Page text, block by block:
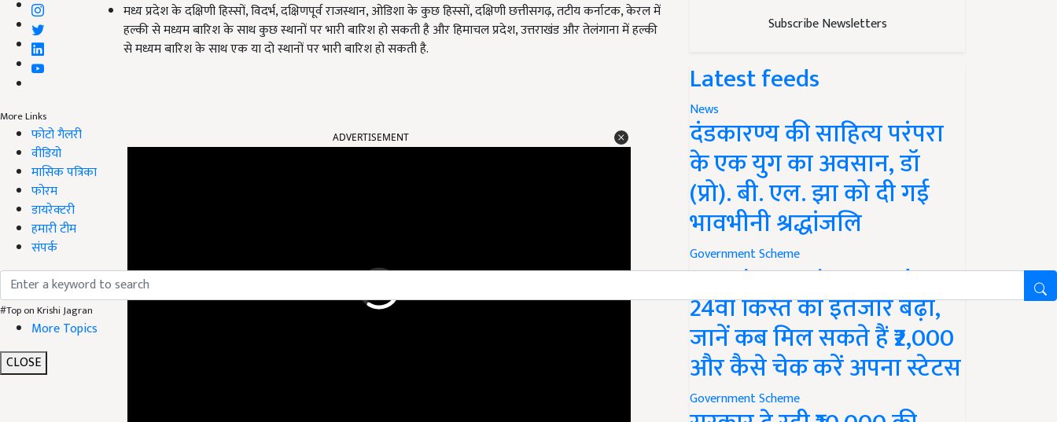
More Links
फोटो गैलरी
वीडियो
मासिक पत्रिका
फोरम
डायरेक्टरी
हमारी टीम
संपर्क
#Top on Krishi Jagran
More Topics
CLOSE
मध्य प्रदेश के दक्षिणी हिस्सों, विदर्भ, दक्षिणपूर्व राजस्थान, ओडिशा के कुछ हिस्सों, दक्षिणी छत्तीसगढ़, तटीय कर्नाटक, केरल में
हल्की से मध्यम बारिश के साथ कुछ स्थानों पर भारी बारिश हो सकती है और हिमाचल प्रदेश, उत्तराखंड और तेलंगाना में हल्की
से मध्यम बारिश के साथ एक या दो स्थानों पर भारी बारिश हो सकती है.
Subscribe Newsletters
Latest feeds
News
दंडकारण्य की साहित्य परंपरा
के एक युग का अवसान, डॉ
(प्रो). बी. एल. झा को दी गई
भावभीनी श्रद्धांजलि
Government Scheme
PM Kisan Yojana Update:
24वीं किस्त का इंतजार बढ़ा,
जानें कब मिल सकते हैं ₹2,000
और कैसे चेक करें अपना स्टेटस
Government Scheme